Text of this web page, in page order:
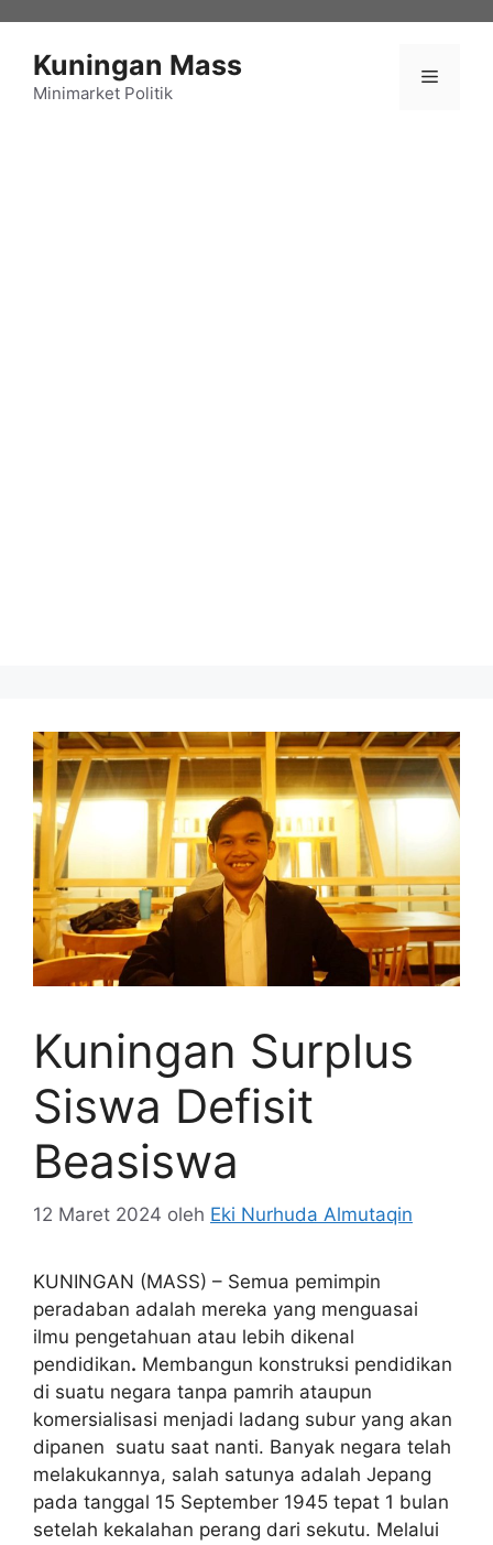
Kuningan Mass
Minimarket Politik
Menu
Kuningan Surplus
Siswa Defisit
Beasiswa
12 Maret 2024 oleh Eki Nurhuda Almutaqin
KUNINGAN (MASS) – Semua pemimpin
peradaban adalah mereka yang menguasai
ilmu pengetahuan atau lebih dikenal
pendidikan. Membangun konstruksi pendidikan
di suatu negara tanpa pamrih ataupun
komersialisasi menjadi ladang subur yang akan
dipanen suatu saat nanti. Banyak negara telah
melakukannya, salah satunya adalah Jepang
pada tanggal 15 September 1945 tepat 1 bulan
setelah kekalahan perang dari sekutu. Melalui